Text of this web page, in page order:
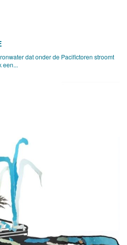
dat onder de Pacifictoren stroomt
een...